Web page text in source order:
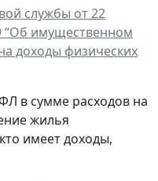
службы от 22
“Об имущественном
доходы физических
в сумме расходов на
жилья
имеет доходы,